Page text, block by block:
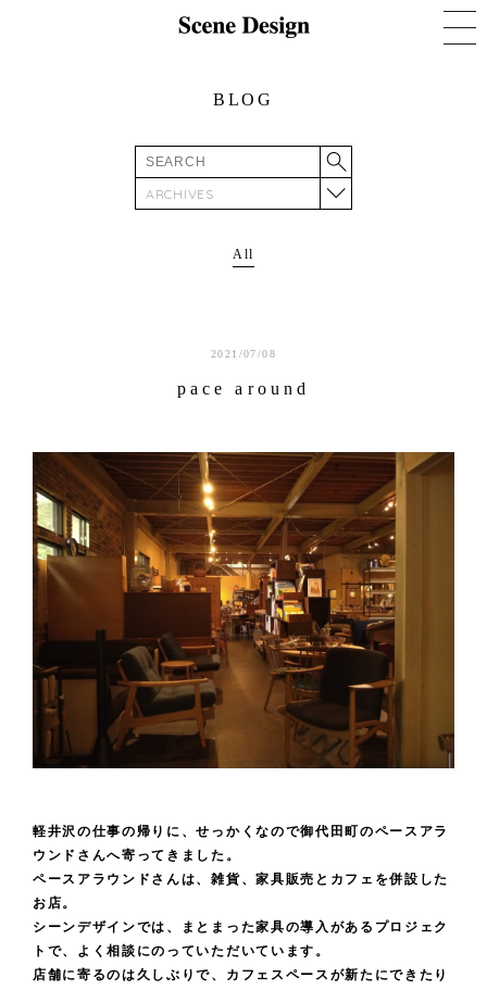
BLOG
ARCHIVES
All
2021/07/08
pace around
軽井沢の仕事の帰りに、せっかくなので御代田町のペースアラ
ウンドさんへ寄ってきました。
ペースアラウンドさんは、雑貨、家具販売とカフェを併設した
お店。
シーンデザインでは、まとまった家具の導入があるプロジェク
トで、よく相談にのっていただいています。
店舗に寄るのは久しぶりで、カフェスペースが新たにできたり